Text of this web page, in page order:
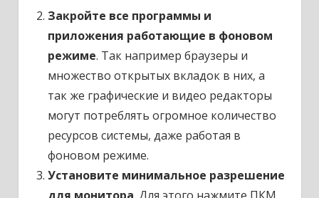
Закройте все программы и
приложения работающие в фоновом
режиме. Так например браузеры и
множество открытых вкладок в них, а
так же графические и видео редакторы
могут потреблять огромное количество
ресурсов системы, даже работая в
фоновом режиме.
Установите минимальное разрешение